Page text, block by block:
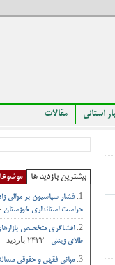
استانی مقالات
بیشترین بازدید ها
فشار سیاسیون بر موالی
حراست استانداری خوزستان -
افشاگری متخصص
طلای زینتی - ۲۴۳۲ بازدید
مبانی فقهی و حقوقی